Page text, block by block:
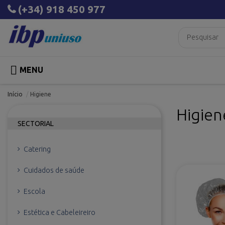
(+34) 918 450 977
 MENU
Início Higiene
SECTORIAL
Catering
Cuidados de saúde
Escola
Estética e Cabeleireiro